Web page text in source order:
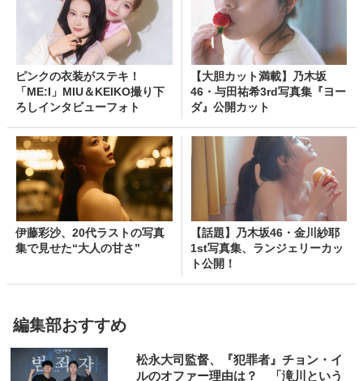
ピンクの衣装がステキ！
「ME:I」MIU＆KEIKO撮り下
ろしインタビューフォト
【大胆カット満載】乃木坂
46・与田祐希3rd写真集『ヨー
ダ』公開カット
伊藤彩沙、20代ラストの写真
集で見せた“大人の甘さ”
【話題】乃木坂46・金川紗耶
1st写真集、ランジェリーカッ
ト公開！
編集部おすすめ
松永大司監督、『犯罪者』チョン・イ
ルのオファー理由は？ 「滝川という